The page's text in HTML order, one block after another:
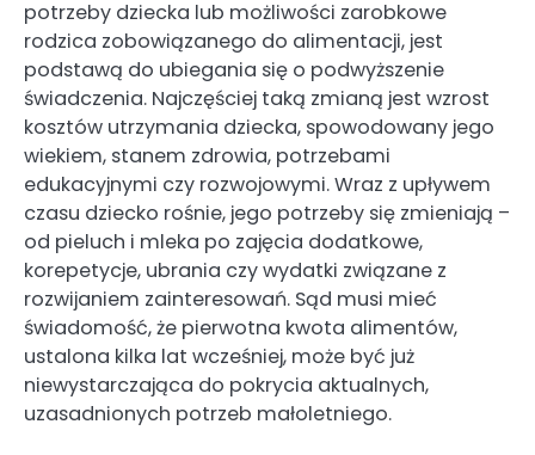
potrzeby dziecka lub możliwości zarobkowe
rodzica zobowiązanego do alimentacji, jest
podstawą do ubiegania się o podwyższenie
świadczenia. Najczęściej taką zmianą jest wzrost
kosztów utrzymania dziecka, spowodowany jego
wiekiem, stanem zdrowia, potrzebami
edukacyjnymi czy rozwojowymi. Wraz z upływem
czasu dziecko rośnie, jego potrzeby się zmieniają –
od pieluch i mleka po zajęcia dodatkowe,
korepetycje, ubrania czy wydatki związane z
rozwijaniem zainteresowań. Sąd musi mieć
świadomość, że pierwotna kwota alimentów,
ustalona kilka lat wcześniej, może być już
niewystarczająca do pokrycia aktualnych,
uzasadnionych potrzeb małoletniego.